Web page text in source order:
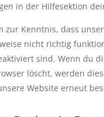
in der Hilfesektion
zur Kenntnis, dass
nicht richtig
sind. Wenn du
löscht, werden
Website erneut